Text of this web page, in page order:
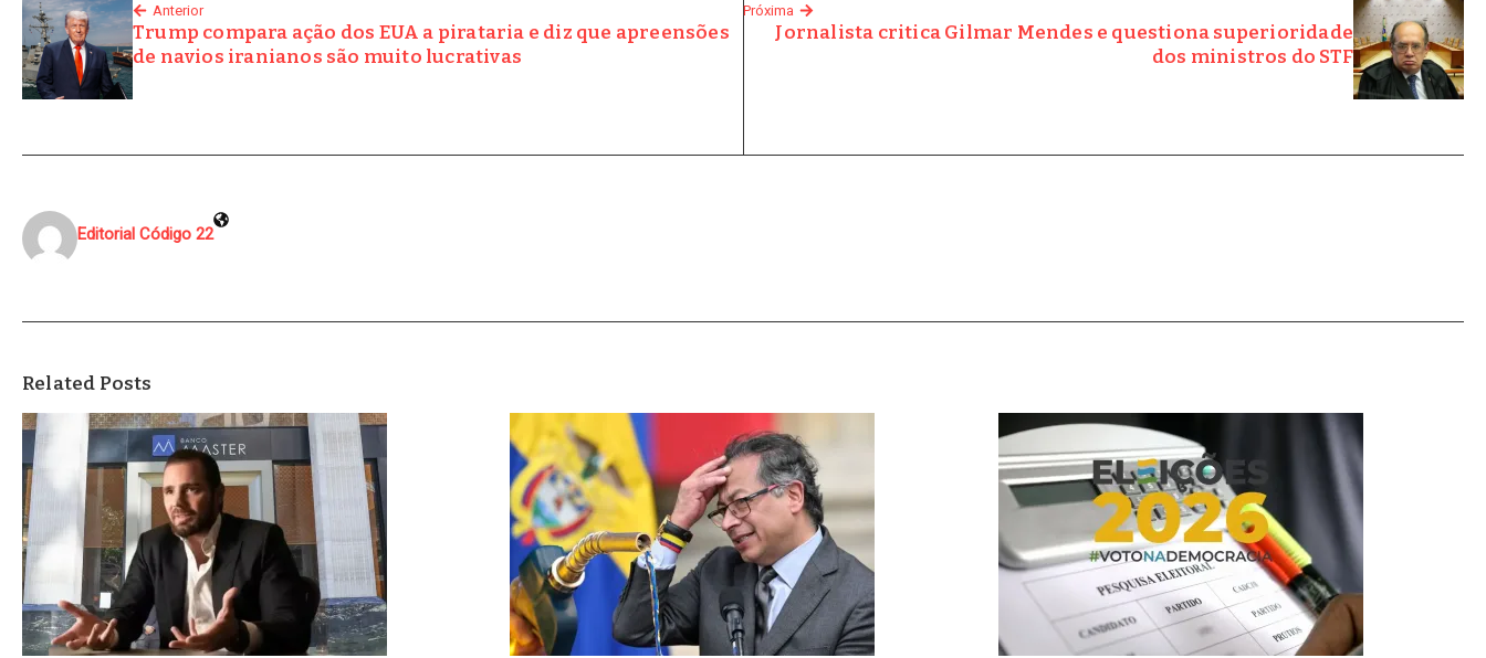
Anterior
Trump compara ação dos EUA a pirataria e diz que apreensões
de navios iranianos são muito lucrativas
Próxima
Jornalista critica Gilmar Mendes e questiona superioridade
dos ministros do STF
Editorial Código 22
Related Posts